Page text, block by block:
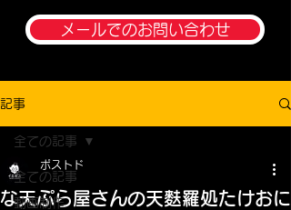
メールでのお問い合わせ
記事
全ての記事
動画制作
全ての記事
な天ぷら屋さんの天麩羅処たけおに
ポストド